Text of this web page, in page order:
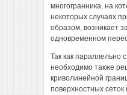
многогранника, на
некоторых случаях
образом, возникает
одновременном
Так как параллельно
необходимо также
криволинейной
поверхностных